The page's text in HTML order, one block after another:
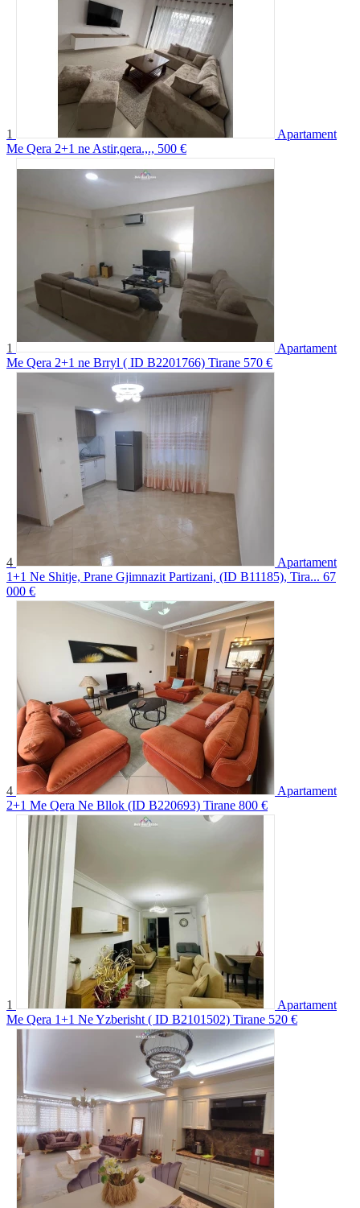
1
Apartament
Me Qera 2+1 ne Astir,qera.,., 500 €
1
Apartament
Me Qera 2+1 ne Brryl ( ID B2201766) Tirane 570 €
4
Apartament
1+1 Ne Shitje, Prane Gjimnazit Partizani, (ID B11185), Tira... 67
000 €
4
Apartament
2+1 Me Qera Ne Bllok (ID B220693) Tirane 800 €
1
Apartament
Me Qera 1+1 Ne Yzberisht ( ID B2101502) Tirane 520 €